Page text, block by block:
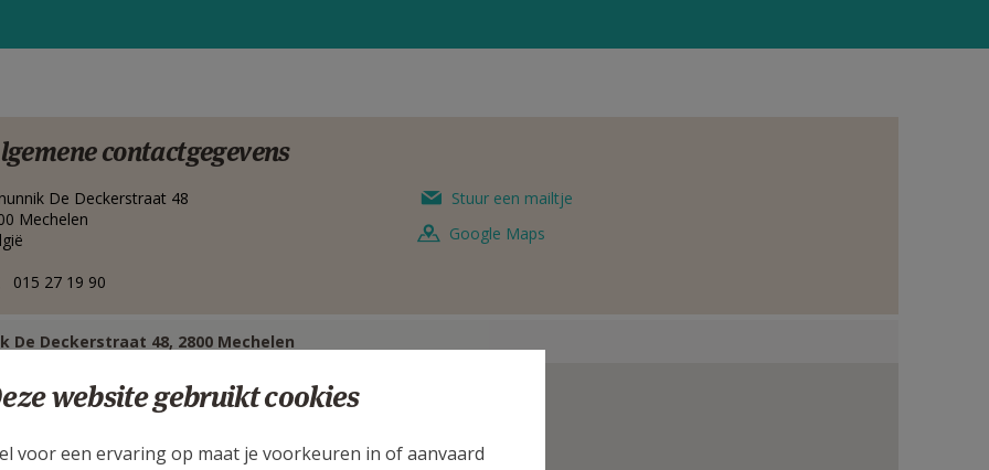
contactgegevens
De Deckerstraat 48
Mechelen
015 27 19 90
Stuur een mailtje
Google Maps
De Deckerstraat 48, 2800 Mechelen
website gebruikt cookies
voor een ervaring op maat je voorkeuren in of aanvaard